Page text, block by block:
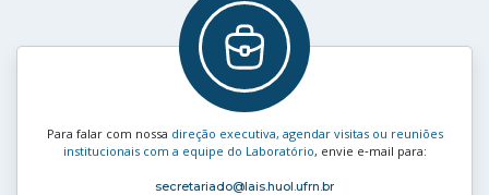
Para falar com nossa direção executiva, agendar visitas ou reuniões
institucionais com a equipe do Laboratório, envie e‑mail para:
secretariado@lais.huol.ufrn.br